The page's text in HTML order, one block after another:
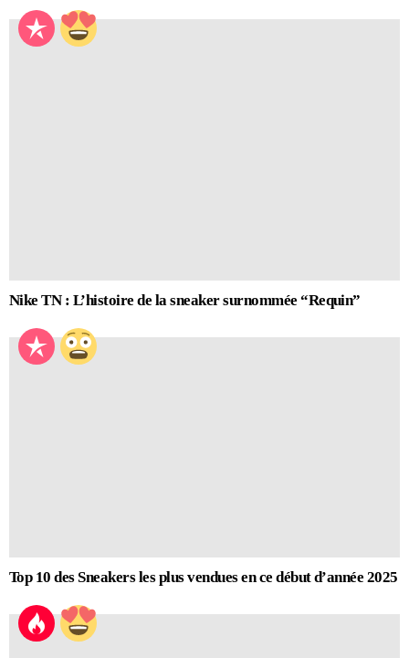
Nike TN : L’histoire de la sneaker surnommée “Requin”
Top 10 des Sneakers les plus vendues en ce début d’année 2025